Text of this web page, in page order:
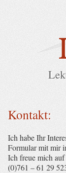
Kontakt:
Ich habe Ihr
Formular mit mir
Ich freue mich
(0)761 – 61 29